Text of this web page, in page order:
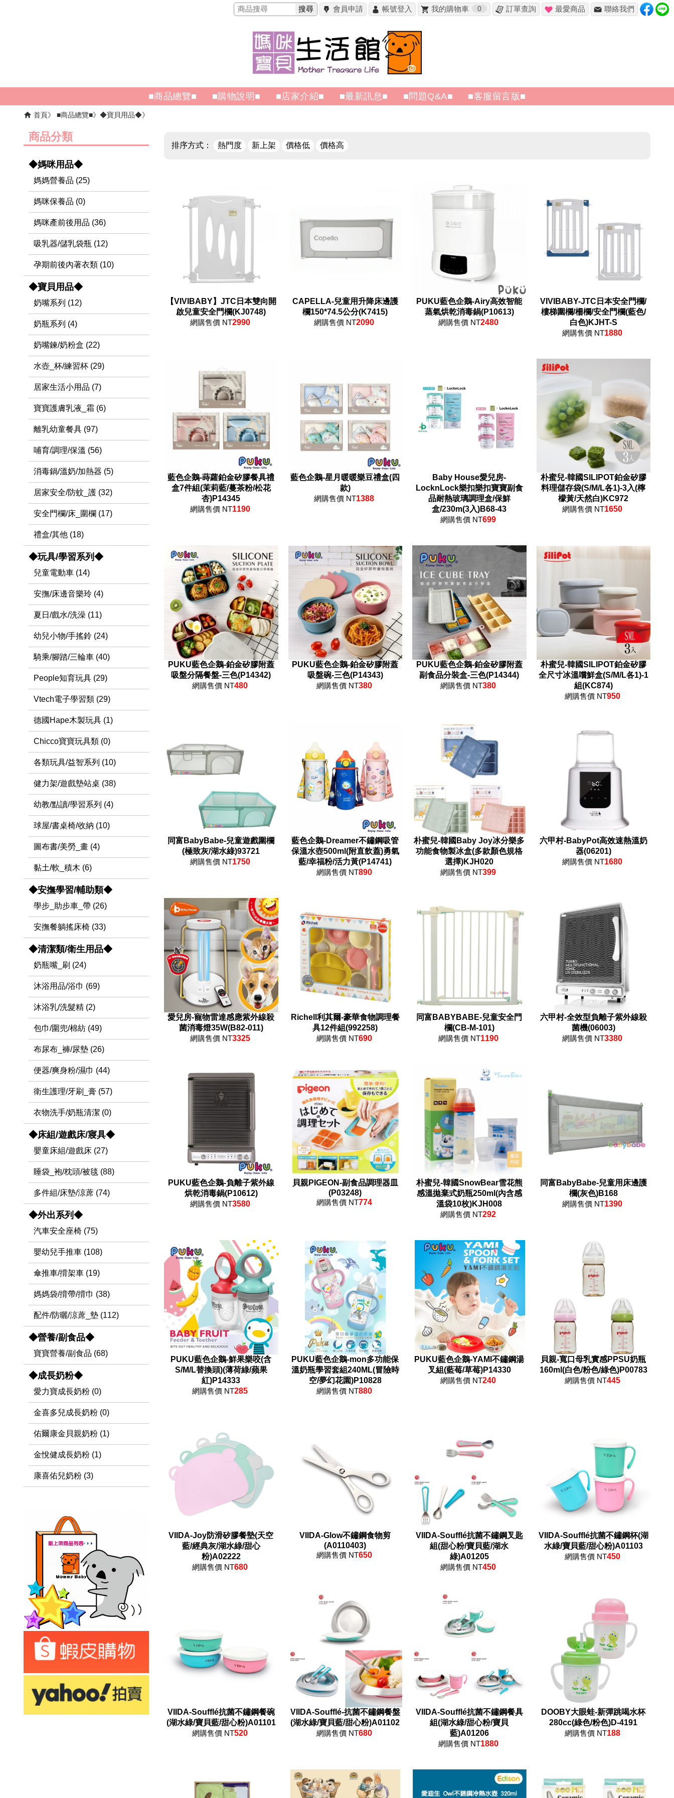
搜尋 會員申請 帳號登入 我的購物車 0 訂單查詢 最愛商品 聯絡我們
■商品總覽■ ■購物說明■ ■店家介紹■ ■最新訊息■ ■問題Q&A■ ■客服留言版■
首頁 ■商品總覽■ ◆寶貝用品◆
排序方式： 熱門度 新上架 價格低 價格高
【VIVIBABY】JTC日本雙向開
啟兒童安全門欄(KJ0748)
網購售價 NT2990
CAPELLA-兒童用升降床邊護
欄150*74.5公分(K7415)
網購售價 NT2090
PUKU藍色企鵝-Airy高效智能
蒸氣烘乾消毒鍋(P10613)
網購售價 NT2480
VIVIBABY-JTC日本安全門欄/
樓梯圍欄/柵欄/安全門欄(藍色/
白色)KJHT-S
網購售價 NT1880
藍色企鵝-蒔蘿鉑金矽膠餐具禮
盒7件組(茉莉藍/蔓茶粉/松花
杏)P14345
網購售價 NT1190
藍色企鵝-星月暖暖樂豆禮盒(四
款)
網購售價 NT1388
Baby House愛兒房-
LocknLock樂扣樂扣寶寶副食
品耐熱玻璃調理盒/保鮮
盒/230m(3入)B68-43
網購售價 NT699
朴蜜兒-韓國SILIPOT鉑金矽膠
料理儲存袋(S/M/L各1)-3入(檸
檬黃/天然白)KC972
網購售價 NT1650
PUKU藍色企鵝-鉑金矽膠附蓋
吸盤分隔餐盤-三色(P14342)
網購售價 NT480
PUKU藍色企鵝-鉑金矽膠附蓋
吸盤碗-三色(P14343)
網購售價 NT380
PUKU藍色企鵝-鉑金矽膠附蓋
副食品分裝盒-三色(P14344)
網購售價 NT380
朴蜜兒-韓國SILIPOT鉑金矽膠
全尺寸冰溫嚐鮮盒(S/M/L各1)-1
組(KC874)
網購售價 NT950
同富BabyBabe-兒童遊戲圍欄
(極致灰/湖水綠)93721
網購售價 NT1750
藍色企鵝-Dreamer不鏽鋼吸管
保溫水壺500ml(附直飲蓋)勇氣
藍/幸福粉/活力黃(P14741)
網購售價 NT890
朴蜜兒-韓國Baby Joy冰分樂多
功能食物製冰盒(多款顏色規格
選擇)KJH020
網購售價 NT399
六甲村-BabyPot高效速熱溫奶
器(06201)
網購售價 NT1680
愛兒房-寵物雷達感應紫外線殺
菌消毒燈35W(B82-011)
網購售價 NT3325
Richell利其爾-豪華食物調理餐
具12件組(992258)
網購售價 NT690
同富BABYBABE-兒童安全門
欄(CB-M-101)
網購售價 NT1190
六甲村-全效型負離子紫外線殺
菌機(06003)
網購售價 NT3380
PUKU藍色企鵝-負離子紫外線
烘乾消毒鍋(P10612)
網購售價 NT3580
貝親PIGEON-副食品調理器皿
(P03248)
網購售價 NT774
朴蜜兒-韓國SnowBear雪花熊
感溫拋棄式奶瓶250ml(內含感
溫袋10枚)KJH008
網購售價 NT292
同富BabyBabe-兒童用床邊護
欄(灰色)B168
網購售價 NT1390
PUKU藍色企鵝-鮮果樂咬(含
S/M/L替換頭)(薄荷綠/蘋果
紅)P14333
網購售價 NT285
PUKU藍色企鵝-mon多功能保
溫奶瓶學習套組240ML(冒險時
空/夢幻花園)P10828
網購售價 NT880
PUKU藍色企鵝-YAMI不鏽鋼湯
叉組(藍莓/草莓)P14330
網購售價 NT240
貝親-寬口母乳實感PPSU奶瓶
160ml(白色/粉色/綠色)P00783
網購售價 NT445
VIIDA-Joy防滑矽膠餐墊(天空
藍/經典灰/湖水綠/甜心
粉)A02222
網購售價 NT680
VIIDA-Glow不鏽鋼食物剪
(A0110403)
網購售價 NT650
VIIDA-Soufflé抗菌不鏽鋼叉匙
組(甜心粉/寶貝藍/湖水
綠)A01205
網購售價 NT450
VIIDA-Soufflé抗菌不鏽鋼杯(湖
水綠/寶貝藍/甜心粉)A01103
網購售價 NT450
VIIDA-Soufflé抗菌不鏽鋼餐碗
(湖水綠/寶貝藍/甜心粉)A01101
網購售價 NT520
VIIDA-Soufflé-抗菌不鏽鋼餐盤
(湖水綠/寶貝藍/甜心粉)A01102
網購售價 NT680
VIIDA-Soufflé抗菌不鏽鋼餐具
組(湖水綠/甜心粉/寶貝
藍)A01206
網購售價 NT1880
DOOBY大眼蛙-新彈跳喝水杯
280cc(綠色/粉色)D-4191
網購售價 NT188
商品分類
◆媽咪用品◆
媽媽營養品 (25)
媽咪保養品 (0)
媽咪產前後用品 (36)
吸乳器/儲乳袋瓶 (12)
孕期前後內著衣類 (10)
◆寶貝用品◆
奶嘴系列 (12)
奶瓶系列 (4)
奶嘴鍊/奶粉盒 (22)
水壺_杯/練習杯 (29)
居家生活小用品 (7)
寶寶護膚乳液_霜 (6)
離乳幼童餐具 (97)
哺育/調理/保溫 (56)
消毒鍋/溫奶/加熱器 (5)
居家安全/防蚊_護 (32)
安全門欄/床_圍欄 (17)
禮盒/其他 (18)
◆玩具/學習系列◆
兒童電動車 (14)
安撫/床邊音樂玲 (4)
夏日/戲水/洗澡 (11)
幼兒小物/手搖鈴 (24)
騎乘/腳踏/三輪車 (40)
People知育玩具 (29)
Vtech電子學習類 (29)
德國Hape木製玩具 (1)
Chicco寶寶玩具類 (0)
各類玩具/益智系列 (10)
健力架/遊戲墊站桌 (38)
幼教/點讀/學習系列 (4)
球屋/書桌椅/收納 (10)
圖布書/美勞_畫 (4)
黏土/軟_積木 (6)
◆安撫學習/輔助類◆
學步_助步車_帶 (26)
安撫餐躺搖床椅 (33)
◆清潔類/衛生用品◆
奶瓶嘴_刷 (24)
沐浴用品/浴巾 (69)
沐浴乳/洗髮精 (2)
包巾/圍兜/棉紡 (49)
布尿布_褲/尿墊 (26)
便器/爽身粉/濕巾 (44)
衛生護理/牙刷_膏 (57)
衣物洗手/奶瓶清潔 (0)
◆床組/遊戲床/寢具◆
嬰童床組/遊戲床 (27)
睡袋_袍/枕頭/被毯 (88)
多件組/床墊/涼蓆 (74)
◆外出系列◆
汽車安全座椅 (75)
嬰幼兒手推車 (108)
傘推車/揹架車 (19)
媽媽袋/揹帶/揹巾 (38)
配件/防曬/涼蓆_墊 (112)
◆營養/副食品◆
寶寶營養/副食品 (68)
◆成長奶粉◆
愛力寶成長奶粉 (0)
金喜多兒成長奶粉 (0)
佑爾康金貝親奶粉 (1)
金悅健成長奶粉 (1)
康喜佑兒奶粉 (3)